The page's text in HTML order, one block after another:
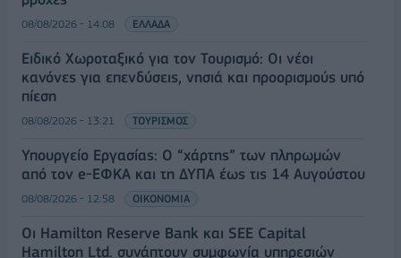
08/08/2026 - 14:08 ΕΛΛΑΔΑ
Ειδικό Χωροταξικό για τον Τουρισμό: Οι νέοι
κανόνες για επενδύσεις, νησιά και προορισμούς υπό
πίεση
08/08/2026 - 13:21 ΤΟΥΡΙΣΜΟΣ
Υπουργείο Εργασίας: Ο “χάρτης” των πληρωμών
από τον e-ΕΦΚΑ και τη ΔΥΠΑ έως τις 14 Αυγούστου
08/08/2026 - 12:58 ΟΙΚΟΝΟΜΙΑ
Οι Hamilton Reserve Bank και SEE Capital
Hamilton Ltd. συνάπτουν συμφωνία υπηρεσιών